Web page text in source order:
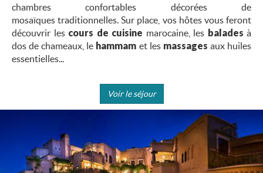
chambres confortables décorées de
mosaïques traditionnelles. Sur place, vos hôtes vous feront
découvrir les cours de cuisine marocaine, les balades à
dos de chameaux, le hammam et les massages aux huiles
essentielles...
Voir le séjour